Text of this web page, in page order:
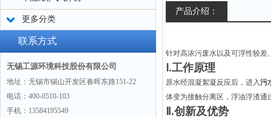
更多分类
联系方式
无锡工源环境科技股份有限公司
地址：无锡市锡山开发区春晖东路151-22
电话：400-0510-103
手机：13584195549
产品介绍：
针对高浓污废水以及可浮性较差
Ⅰ.工作原理
原水经混凝絮凝反应后，进入污
体变为接触分离区，浮油浮渣通
Ⅱ.创新及优势